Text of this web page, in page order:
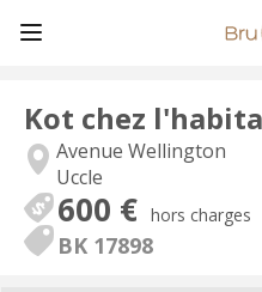
Kot chez
Avenue Wellington
Uccle
600 € hors charges
BK 17898